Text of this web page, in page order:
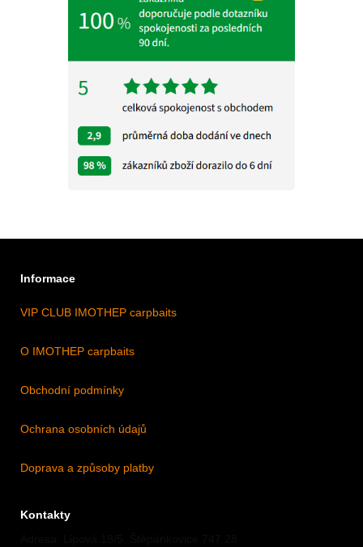
Informace
VIP CLUB IMOTHEP carpbaits
O IMOTHEP carpbaits
Obchodní podmínky
Ochrana osobních údajů
Doprava a způsoby platby
Kontakty